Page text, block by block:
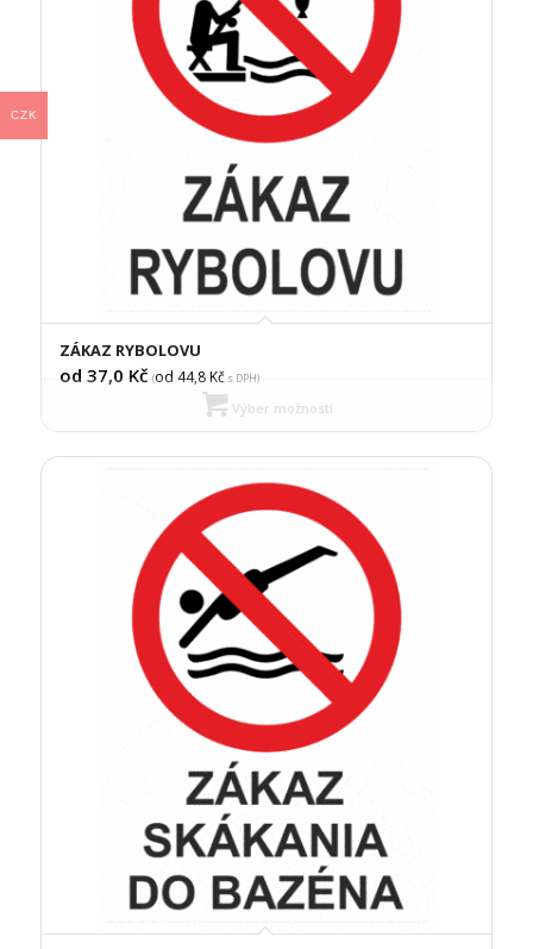
ZÁKAZ RYBOLOVU
od 37,0 Kč (od 44,8Kčs DPH)
Výber možností
CZK